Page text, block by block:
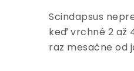
Scindapsus
keď vrchné 2 až
raz mesačne od